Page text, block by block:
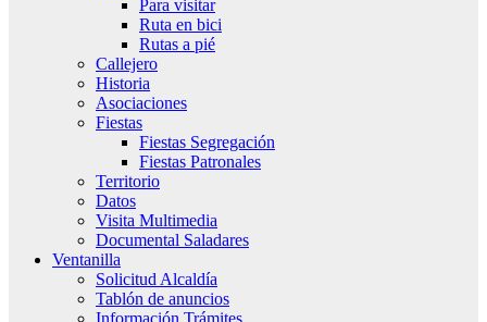
Para visitar
Ruta en bici
Rutas a pié
Callejero
Historia
Asociaciones
Fiestas
Fiestas Segregación
Fiestas Patronales
Territorio
Datos
Visita Multimedia
Documental Saladares
Ventanilla
Solicitud Alcaldía
Tablón de anuncios
Información Trámites